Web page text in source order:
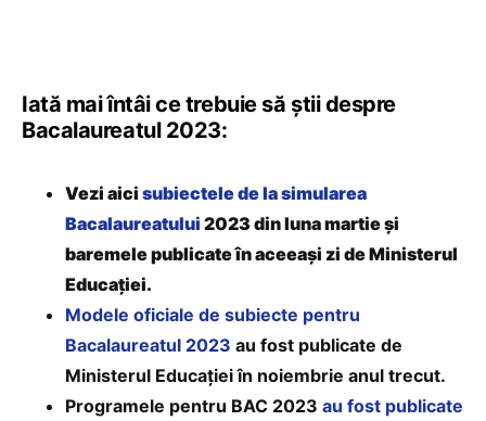
Iată mai întâi ce trebuie să știi despre
Bacalaureatul 2023:
Vezi aici subiectele de la simularea
Bacalaureatului 2023 din luna martie și
baremele publicate în aceeași zi de Ministerul
Educației.
Modele oficiale de subiecte pentru
Bacalaureatul 2023 au fost publicate de
Ministerul Educației în noiembrie anul trecut.
Programele pentru BAC 2023 au fost publicate